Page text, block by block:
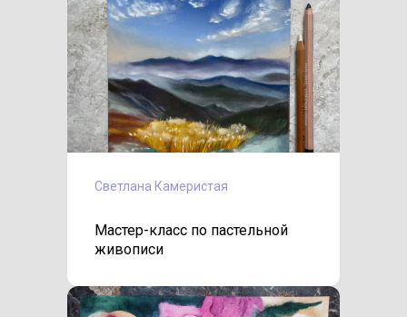
Светлана Камеристая
Мастер-класс по пастельной
живописи